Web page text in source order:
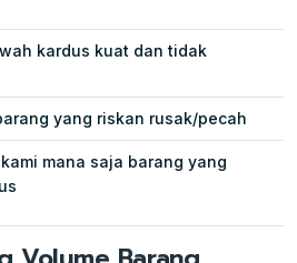
kardus kuat dan tidak
yang riskan rusak/pecah
mana saja barang yang